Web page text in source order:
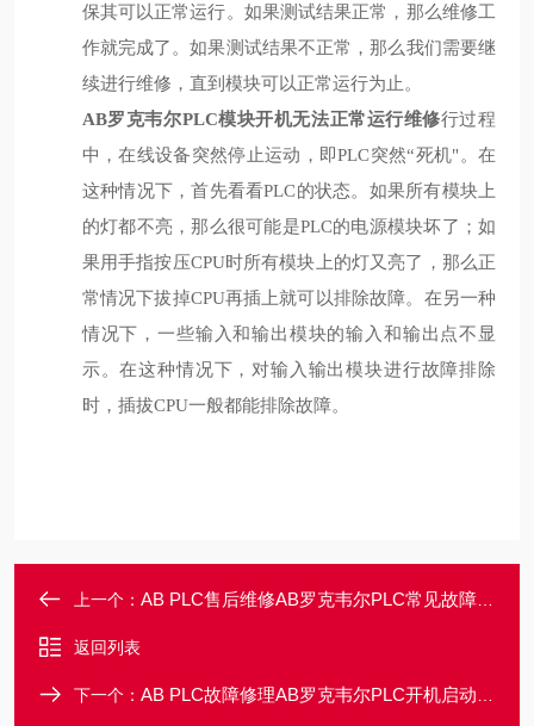
保其可以正常运行。如果测试结果正常，那么维修工
作就完成了。如果测试结果不正常，那么我们需要继
续进行维修，直到模块可以正常运行为止。
AB罗克韦尔PLC模块开机无法正常运行维修行过程
中，在线设备突然停止运动，即PLC突然“死机"。在
这种情况下，首先看看PLC的状态。如果所有模块上
的灯都不亮，那么很可能是PLC的电源模块坏了；如
果用手指按压CPU时所有模块上的灯又亮了，那么正
常情况下拔掉CPU再插上就可以排除故障。在另一种
情况下，一些输入和输出模块的输入和输出点不显
示。在这种情况下，对输入输出模块进行故障排除
时，插拔CPU一般都能排除故障。
上一个： AB PLC售后维修AB罗克韦尔PLC常见故障维修与解决方法
返回列表
下一个： AB PLC故障修理AB罗克韦尔PLC开机启动不了/无法使用维修